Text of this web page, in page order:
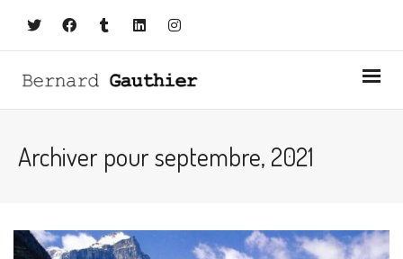
Archiver pour septembre, 2021